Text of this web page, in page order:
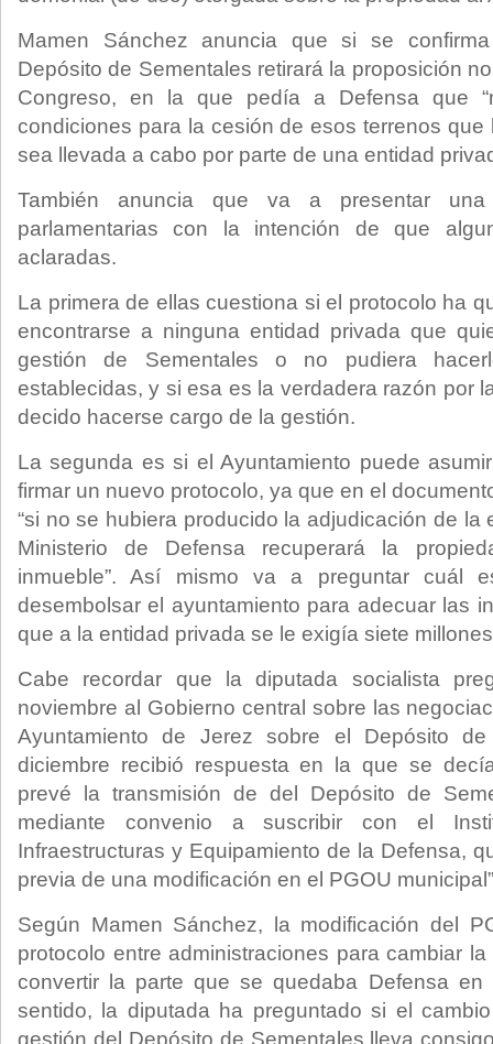
Mamen Sánchez anuncia que si se
Depósito de Sementales retirará la proposición
Congreso, en la que pedía a Defensa que
condiciones para la cesión de esos terrenos
sea llevada a cabo por parte de una entidad
También anuncia que va a presentar
parlamentarias con la intención de que
aclaradas.
La primera de ellas cuestiona si el protocolo ha
encontrarse a ninguna entidad privada que
gestión de Sementales o no pudiera
establecidas, y si esa es la verdadera razón por
decido hacerse cargo de la gestión.
La segunda es si el Ayuntamiento puede
firmar un nuevo protocolo, ya que en el
“si no se hubiera producido la adjudicación de la
Ministerio de Defensa recuperará la
inmueble”. Así mismo va a preguntar cuál
desembolsar el ayuntamiento para adecuar las
que a la entidad privada se le exigía siete
Cabe recordar que la diputada socialista
noviembre al Gobierno central sobre las
Ayuntamiento de Jerez sobre el Depósito
diciembre recibió respuesta en la que se
prevé la transmisión de del Depósito de
mediante convenio a suscribir con el
Infraestructuras y Equipamiento de la Defensa,
previa de una modificación en el PGOU
Según Mamen Sánchez, la modificación del
protocolo entre administraciones para cambiar
convertir la parte que se quedaba Defensa
sentido, la diputada ha preguntado si el
gestión del Depósito de Sementales lleva